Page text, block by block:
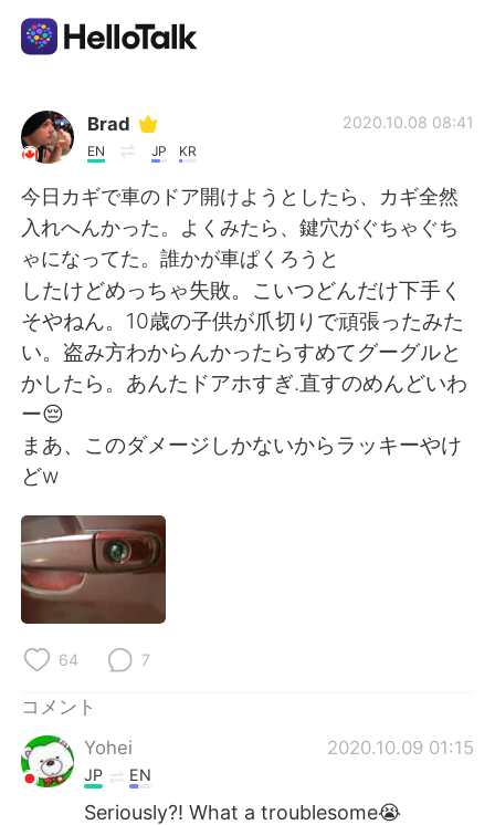
語学交換アプリ
AI Grammar Checker
日本語
English 简体中文
繁體中文 Español
العربية Français
Русский
Türkçe
Brad
EN JP KR
2020.10.08 08:41
今日カギで車のドア開けようとしたら、カギ全然
入れへんかった。よくみたら、鍵穴がぐちゃぐち
ゃになってた。誰かが車ぱくろうと
したけどめっちゃ失敗。こいつどんだけ下手く
そやねん。10歳の子供が爪切りで頑張ったみた
い。盗み方わからんかったらすめてグーグルと
かしたら。あんたドアホすぎ.直すのめんどいわ
ー😔
まあ、このダメージしかないからラッキーやけ
どw
64 7
コメント
Yohei
2020.10.09 01:15
JP EN
Seriously?! What a troublesome😭